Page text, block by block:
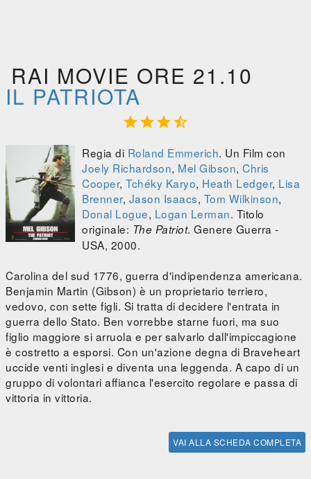
RAI MOVIE ORE 21.10
IL PATRIOTA

Regia di Roland Emmerich. Un Film con
Joely Richardson, Mel Gibson, Chris
Cooper, Tchéky Karyo, Heath Ledger, Lisa
Brenner, Jason Isaacs, Tom Wilkinson,
Donal Logue, Logan Lerman. Titolo
originale: The Patriot. Genere Guerra -
USA, 2000.
Carolina del sud 1776, guerra d'indipendenza americana.
Benjamin Martin (Gibson) è un proprietario terriero,
vedovo, con sette figli. Si tratta di decidere l'entrata in
guerra dello Stato. Ben vorrebbe starne fuori, ma suo
figlio maggiore si arruola e per salvarlo dall'impiccagione
è costretto a esporsi. Con un'azione degna di Braveheart
uccide venti inglesi e diventa una leggenda. A capo di un
gruppo di volontari affianca l'esercito regolare e passa di
vittoria in vittoria.
VAI ALLA SCHEDA COMPLETA